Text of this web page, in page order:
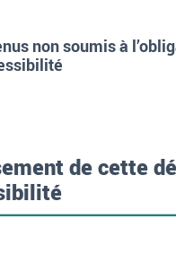
non soumis à
de cette